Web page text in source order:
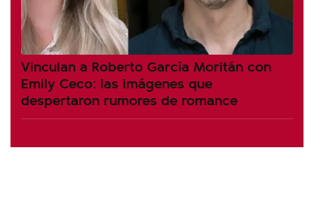
Vinculan a Roberto García Moritán con
Emily Ceco: las imágenes que
despertaron rumores de romance